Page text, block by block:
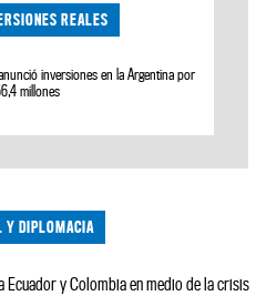
REALES
inversiones en la Argentina por
millones
Y DIPLOMACIA
Ecuador y Colombia en medio de la crisis